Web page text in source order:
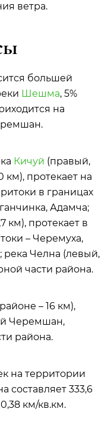
ветра.
большей
Шешма, 5%
на
Кичуй (правый,
км), протекает на
в границах
Адамча;
км), протекает в
– Черемуха,
Челна (левый,
части района.
– 16 км),
Черемшан,
района.
на территории
333,6
км/кв.км.